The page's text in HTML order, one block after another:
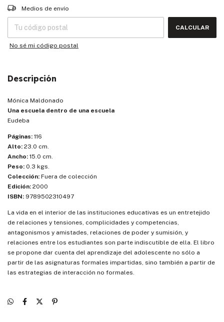
Entregas para el CP:
Medios de envío
CALCULAR
No sé mi código postal
Descripción
Mónica Maldonado
Una escuela dentro de una escuela
Eudeba
Páginas: 116
Alto: 23.0 cm.
Ancho: 15.0 cm.
Peso: 0.3 kgs.
Colección: Fuera de colección
Edición: 2000
ISBN: 9789502310497
La vida en el interior de las instituciones educativas es un entretejido
de relaciones y tensiones, complicidades y competencias,
antagonismos y amistades, relaciones de poder y sumisión, y
relaciones entre los estudiantes son parte indiscutible de ella. El libro
se propone dar cuenta del aprendizaje del adolescente no sólo a
partir de las asignaturas formales impartidas, sino también a partir de
las estrategias de interacción no formales.